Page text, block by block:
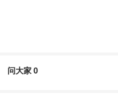
问大家0